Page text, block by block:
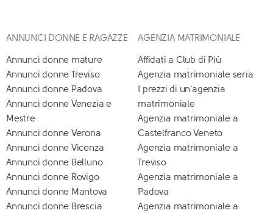
ANNUNCI DONNE E RAGAZZE
Annunci donne mature
Annunci donne Treviso
Annunci donne Padova
Annunci donne Venezia e
Mestre
Annunci donne Verona
Annunci donne Vicenza
Annunci donne Belluno
Annunci donne Rovigo
Annunci donne Mantova
Annunci donne Brescia
AGENZIA MATRIMONIALE
Affidati a Club di Più
Agenzia matrimoniale seria
I prezzi di un'agenzia
matrimoniale
Agenzia matrimoniale a
Castelfranco Veneto
Agenzia matrimoniale a
Treviso
Agenzia matrimoniale a
Padova
Agenzia matrimoniale a